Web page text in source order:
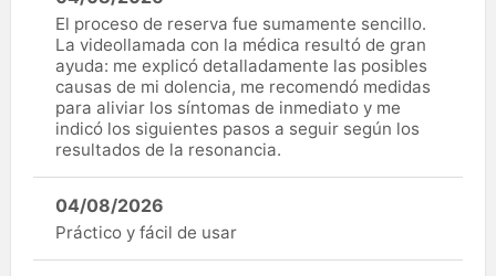
El proceso de reserva fue sumamente sencillo.
La videollamada con la médica resultó de gran
ayuda: me explicó detalladamente las posibles
causas de mi dolencia, me recomendó medidas
para aliviar los síntomas de inmediato y me
indicó los siguientes pasos a seguir según los
resultados de la resonancia.
04/08/2026
Práctico y fácil de usar